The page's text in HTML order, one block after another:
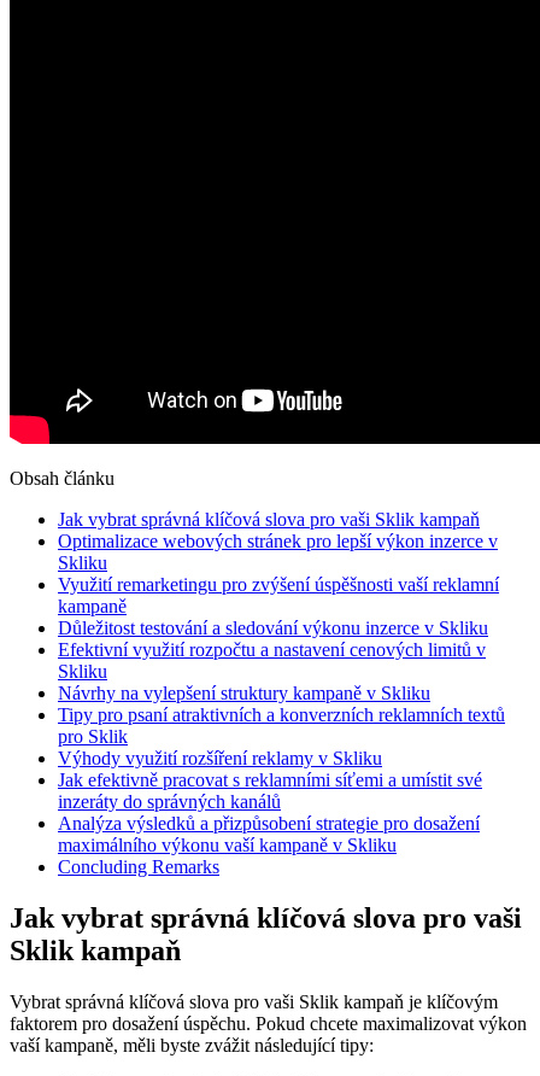
Obsah článku
Jak vybrat správná klíčová slova pro vaši Sklik kampaň
Optimalizace webových stránek pro lepší výkon inzerce v
Skliku
Využití remarketingu pro zvýšení úspěšnosti vaší ‍reklamní
kampaně
Důležitost ‌testování a sledování‌ výkonu inzerce ⁢v Skliku
Efektivní využití⁤ rozpočtu a nastavení cenových ⁣limitů ‌v
Skliku
Návrhy na vylepšení struktury kampaně v Skliku
Tipy pro psaní⁢ atraktivních‌ a konverzních ⁢reklamních textů
pro Sklik
Výhody využití rozšíření reklamy v⁤ Skliku
Jak efektivně pracovat​ s reklamními síťemi ‌a ⁤umístit své
inzeráty⁤ do správných ‍kanálů
Analýza výsledků a přizpůsobení strategie pro dosažení
maximálního výkonu vaší kampaně v Skliku
Concluding Remarks
Jak vybrat správná klíčová slova pro vaši
Sklik kampaň
Vybrat správná klíčová slova pro vaši Sklik kampaň je⁤ klíčovým
faktorem pro dosažení ⁤úspěchu. ​Pokud chcete maximalizovat výkon
vaší kampaně, měli⁣ byste zvážit následující tipy: